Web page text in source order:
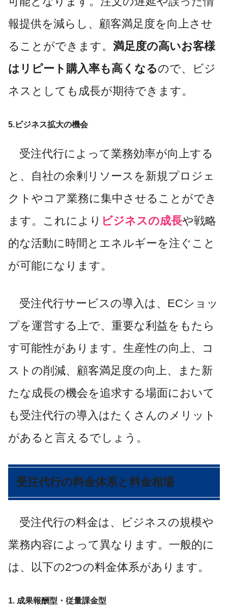
報提供を減らし、顧客満足度を向上させ
ることができます。 満足度の高いお客様
はリピート購入率も高くなるので、ビジ
ネスとしても成長が期待できます。
5.ビジネス拡大の機会
受注代行によって業務効率が向上する
と、自社の余剰リソースを新規プロジェ
クトやコア業務に集中させることができ
ます。これにより ビジネスの成長や戦略
的な活動に時間とエネルギーを注ぐこと
が可能になります。
受注代行サービスの導入は、ECショッ
プを運営する上で、重要な利益をもたら
す可能性があります。生産性の向上、コ
ストの削減、顧客満足度の向上、また新
たな成長の機会を追求する場面において
も受注代行の導入はたくさんのメリット
があると言えるでしょう。
受注代行の料金体系と料金相場
受注代行の料金は、ビジネスの規模や
業務内容によって異なります。一般的に
は、以下の2つの料金体系があります。
1. 成果報酬型・従量課金型